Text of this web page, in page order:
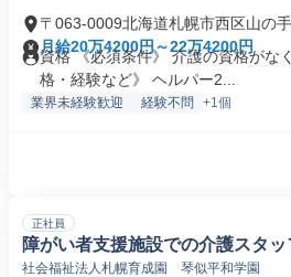
〒063-0009北海道札幌市西区山の手
月給20万4200円～22万4200円
資格 《必須条件》 介護の資格がな
格・経験など》 ヘルパー2...
業界未経験歓迎 経験不問 +1個
正社員
障がい者支援施設での介護スタ
社会福祉法人札幌育成園 琴似平和学園